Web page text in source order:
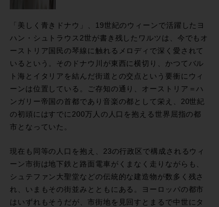
「美しく青きドナウ」、19世紀のウィーンで活躍したヨ
ハン・シュトラウス2世が書き残したワルツは、今でもオ
ーストリア国民の琴線に触れるメロディで深く愛されて
いるという。そのドナウ川が東西に横切り、かつてバル
ト海とイタリアを結んだ街道との交点という要衝にウィ
ーンは位置している。ご存知の通り、オーストリア＝ハ
ンガリー帝国の首都であり音楽の都として栄え、20世紀
の初頭にはすでに200万人の人口を抱える世界屈指の都
市となっていた。
現在も同等の人口を抱え、23の行政区で構成されるウィ
ーン市街は地下鉄と路面電車がくまなく走りながらも、
シュテファン大聖堂などの伝統的な建造物が数多く残さ
れ、いまもその街並みとともにある。ヨーロッパの都市
はいずれもそうだが、市街地を見回すとまるで中世にタ